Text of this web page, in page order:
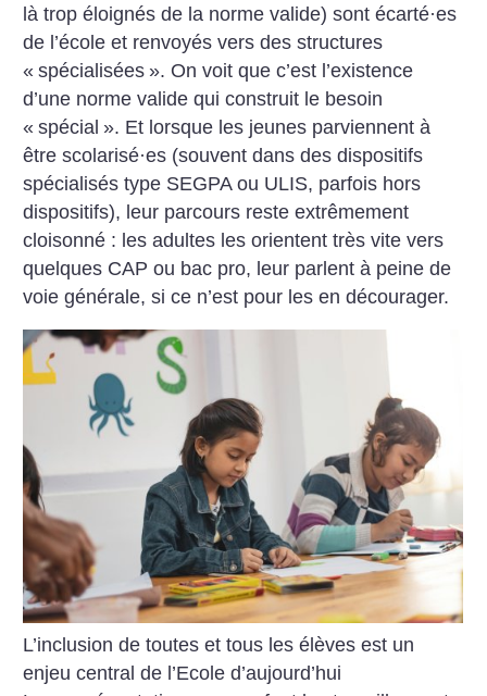
là trop éloignés de la norme valide) sont écarté·es
de l’école et renvoyés vers des structures
« spécialisées ». On voit que c’est l’existence
d’une norme valide qui construit le besoin
« spécial ». Et lorsque les jeunes parviennent à
être scolarisé·es (souvent dans des dispositifs
spécialisés type SEGPA ou ULIS, parfois hors
dispositifs), leur parcours reste extrêmement
cloisonné : les adultes les orientent très vite vers
quelques CAP ou bac pro, leur parlent à peine de
voie générale, si ce n’est pour les en décourager.
L’inclusion de toutes et tous les élèves est un
enjeu central de l’Ecole d’aujourd’hui